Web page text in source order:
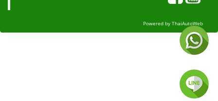
Powered by ThaiAutoWeb